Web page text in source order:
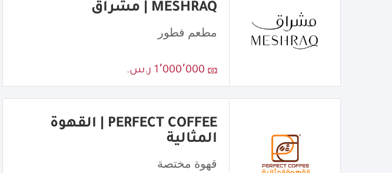
MESHRAQ | مشراق
مطعم فطور
1٬000٬000 ر.س.
PERFECT COFFEE | القهوة
المثالية
قهوة مختصة